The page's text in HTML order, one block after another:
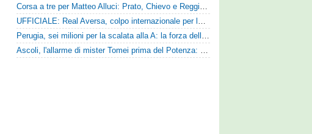
Corsa a tre per Matteo Alluci: Prato, Chievo e Reggina sul centrocampista
UFFICIALE: Real Aversa, colpo internazionale per la difesa
Perugia, sei milioni per la scalata alla A: la forza della nuova societa e il progetto di Alessandro Gaucci
Ascoli, l'allarme di mister Tomei prima del Potenza: «Mettiamoci l'elmetto, l'obiettivo è la salvezza e non dobbiamo vendere fumo!»